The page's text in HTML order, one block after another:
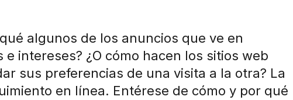
algunos de los anuncios que ve en
intereses? ¿O cómo hacen los sitios web
sus preferencias de una visita a la otra? La
en línea. Entérese de cómo y por qué